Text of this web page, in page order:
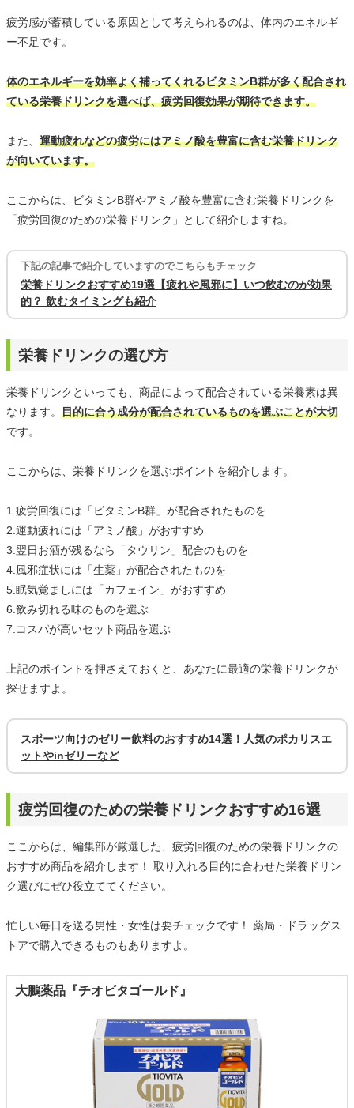
疲労感が蓄積している原因として考えられるのは、体内のエネルギ
ー不足です。
体のエネルギーを効率よく補ってくれるビタミンB群が多く配合され
ている栄養ドリンクを選べば、疲労回復効果が期待できます。
また、 運動疲れなどの疲労にはアミノ酸を豊富に含む栄養ドリンク
が向いています。
ここからは、ビタミンB群やアミノ酸を豊富に含む栄養ドリンクを
「疲労回復のための栄養ドリンク」として紹介しますね。
下記の記事で紹介していますのでこちらもチェック
栄養ドリンクおすすめ19選【疲れや風邪に】いつ飲むのが効果
的？ 飲むタイミングも紹介
栄養ドリンクの選び方
栄養ドリンクといっても、商品によって配合されている栄養素は異
なります。 目的に合う成分が配合されているものを選ぶことが大切
です。
ここからは、栄養ドリンクを選ぶポイントを紹介します。
1.疲労回復には「ビタミンB群」が配合されたものを
2.運動疲れには「アミノ酸」がおすすめ
3.翌日お酒が残るなら「タウリン」配合のものを
4.風邪症状には「生薬」が配合されたものを
5.眠気覚ましには「カフェイン」がおすすめ
6.飲み切れる味のものを選ぶ
7.コスパが高いセット商品を選ぶ
上記のポイントを押さえておくと、あなたに最適の栄養ドリンクが
探せますよ。
スポーツ向けのゼリー飲料のおすすめ14選！人気のポカリスエ
ットやinゼリーなど
疲労回復のための栄養ドリンクおすすめ16選
ここからは、編集部が厳選した、疲労回復のための栄養ドリンクの
おすすめ商品を紹介します！ 取り入れる目的に合わせた栄養ドリン
ク選びにぜひ役立ててください。
忙しい毎日を送る男性・女性は要チェックです！ 薬局・ドラッグス
トアで購入できるものもありますよ。
大鵬薬品『チオビタゴールド』